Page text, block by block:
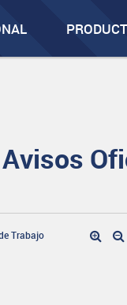
Trabajo